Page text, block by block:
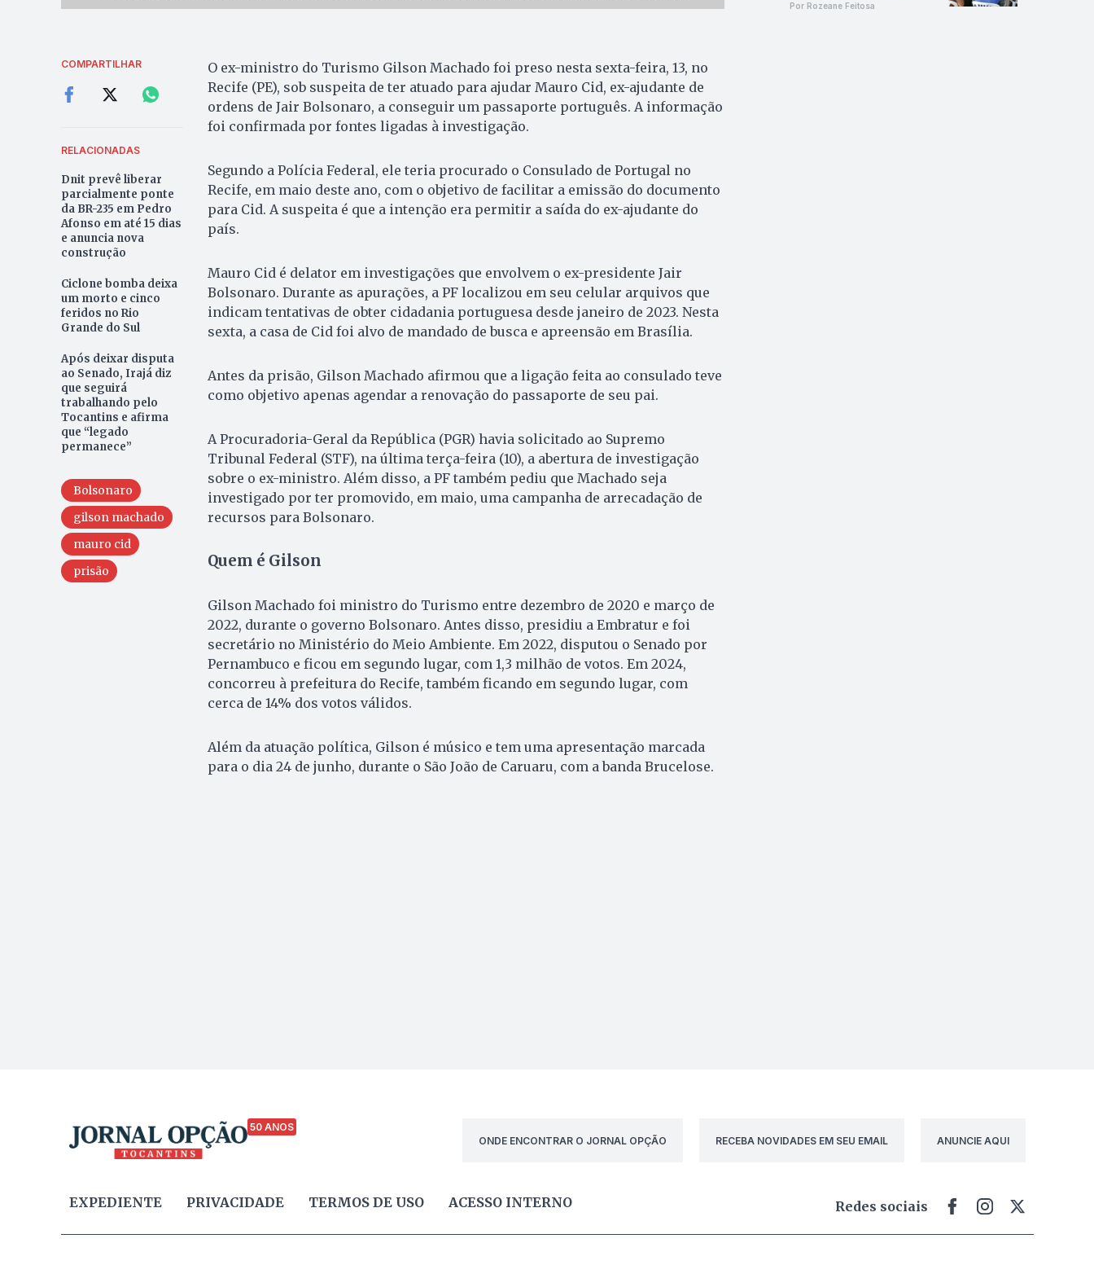
COMPARTILHAR
RELACIONADAS
Dnit prevê liberar
parcialmente ponte
da BR-235 em Pedro
Afonso em até 15 dias
e anuncia nova
construção
Ciclone bomba deixa
um morto e cinco
feridos no Rio
Grande do Sul
Após deixar disputa
ao Senado, Irajá diz
que seguirá
trabalhando pelo
Tocantins e afirma
que “legado
permanece”
Bolsonaro
gilson machado
mauro cid
prisão
O ex-ministro do Turismo Gilson Machado foi preso nesta sexta-feira, 13, no
Recife (PE), sob suspeita de ter atuado para ajudar Mauro Cid, ex-ajudante de
ordens de Jair Bolsonaro, a conseguir um passaporte português. A informação
foi confirmada por fontes ligadas à investigação.
Segundo a Polícia Federal, ele teria procurado o Consulado de Portugal no
Recife, em maio deste ano, com o objetivo de facilitar a emissão do documento
para Cid. A suspeita é que a intenção era permitir a saída do ex-ajudante do
país.
Mauro Cid é delator em investigações que envolvem o ex-presidente Jair
Bolsonaro. Durante as apurações, a PF localizou em seu celular arquivos que
indicam tentativas de obter cidadania portuguesa desde janeiro de 2023. Nesta
sexta, a casa de Cid foi alvo de mandado de busca e apreensão em Brasília.
Antes da prisão, Gilson Machado afirmou que a ligação feita ao consulado teve
como objetivo apenas agendar a renovação do passaporte de seu pai.
A Procuradoria-Geral da República (PGR) havia solicitado ao Supremo
Tribunal Federal (STF), na última terça-feira (10), a abertura de investigação
sobre o ex-ministro. Além disso, a PF também pediu que Machado seja
investigado por ter promovido, em maio, uma campanha de arrecadação de
recursos para Bolsonaro.
Quem é Gilson
Gilson Machado foi ministro do Turismo entre dezembro de 2020 e março de
2022, durante o governo Bolsonaro. Antes disso, presidiu a Embratur e foi
secretário no Ministério do Meio Ambiente. Em 2022, disputou o Senado por
Pernambuco e ficou em segundo lugar, com 1,3 milhão de votos. Em 2024,
concorreu à prefeitura do Recife, também ficando em segundo lugar, com
cerca de 14% dos votos válidos.
Além da atuação política, Gilson é músico e tem uma apresentação marcada
para o dia 24 de junho, durante o São João de Caruaru, com a banda Brucelose.
Por Rozeane Feitosa
50 ANOS
ONDE ENCONTRAR O JORNAL OPÇÃO
RECEBA NOVIDADES EM SEU EMAIL ANUNCIE AQUI
EXPEDIENTE PRIVACIDADE TERMOS DE USO ACESSO INTERNO Redes sociais